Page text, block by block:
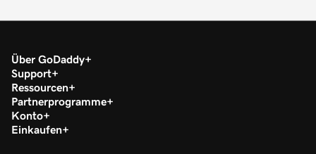
Über GoDaddy
Support
Ressourcen
Partnerprogramme
Konto
Einkaufen